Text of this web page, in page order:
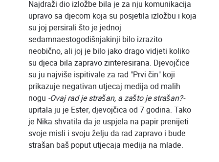
Najdraži dio izložbe bila je za nju komunikacija
upravo sa djecom koja su posjetila izložbu i koja
su joj persirali što je jednoj
sedamnaestogodišnjakinji bilo izrazito
neobično, ali joj je bilo jako drago vidjeti koliko
su djeca bila zapravo zinteresirana. Djevojčice
su ju najviše ispitivale za rad "Prvi čin" koji
prikazuje negativan utjecaj medija od malih
nogu -Ovaj rad je strašan, a zašto je strašan?-
upitala ju je Ester, djevojčica od 7 godina. Tako
je Nika shvatila da je uspjela na papir prenijeti
svoje misli i svoju želju da rad zapravo i bude
strašan baš poput utjecaja medija na mlade.